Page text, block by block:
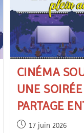
CINÉMA
UNE
PARTAGE
17 juin 2026